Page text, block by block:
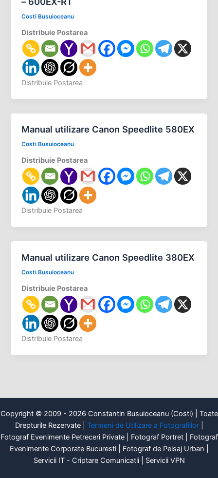
Costi Busuioceanu
Distribuie Postarea
Distribuie Postarea
Manual utilizare Canon Speedlite 580EX
Costi Busuioceanu
Distribuie Postarea
Distribuie Postarea
Manual utilizare Canon Speedlite 380EX
Costi Busuioceanu
Distribuie Postarea
Distribuie Postarea
Copyright © 2009 - 2026 Constantin Busuioceanu (Costi) | Toate
Drepturile Rezervate | Termeni de Utilizare a Fotografiilor|
Fotograf Evenimente Petreceri Private | Fotograf Portret | Fotograf
Evenimente Corporate Bucuresti | Fotograf de Peisaj Urban |
Servicii IT - Criptare Comunicatii | Servicii VPN